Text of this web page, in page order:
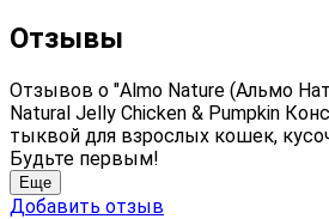
Отзывы
Отзывов о "Almo Nature (Альмо
Natural Jelly Chicken & Pumpkin
тыквой для взрослых кошек,
Будьте первым!
Еще
Добавить отзыв